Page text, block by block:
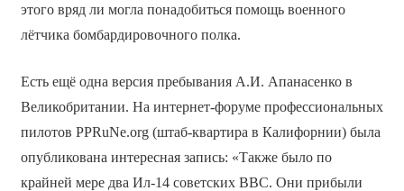
этого вряд ли могла понадобиться помощь военного
лётчика бомбардировочного полка.
Есть ещё одна версия пребывания А.И. Апанасенко в
Великобритании. На интернет-форуме профессиональных
пилотов PPRuNe.org (штаб-квартира в Калифорнии) была
опубликована интересная запись: «Также было по
крайней мере два Ил-14 советских ВВС. Они прибыли